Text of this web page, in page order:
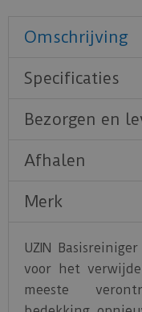
Omschrijving
Specificaties
Bezorgen en
Afhalen
Merk
UZIN
voor het
meeste